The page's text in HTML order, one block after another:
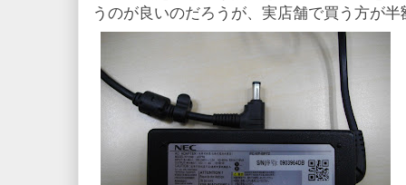
うのが良いのだろうが、実店舗で買う方が